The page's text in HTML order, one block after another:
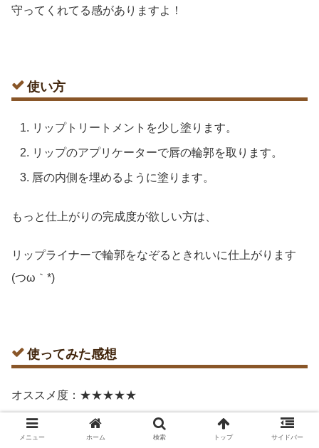
守ってくれてる感がありますよ！
使い方
リップトリートメントを少し塗ります。
リップのアプリケーターで唇の輪郭を取ります。
唇の内側を埋めるように塗ります。
もっと仕上がりの完成度が欲しい方は、
リップライナーで輪郭をなぞるときれいに仕上がります
(つω｀*)
使ってみた感想
オススメ度：★★★★★
※個人的な評価です(つω｀*)
メニュー ホーム 検索 トップ サイドバー